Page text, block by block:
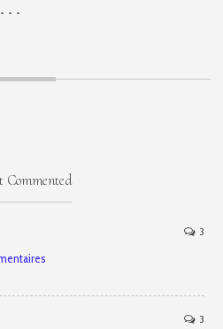
...
Commented
3
3